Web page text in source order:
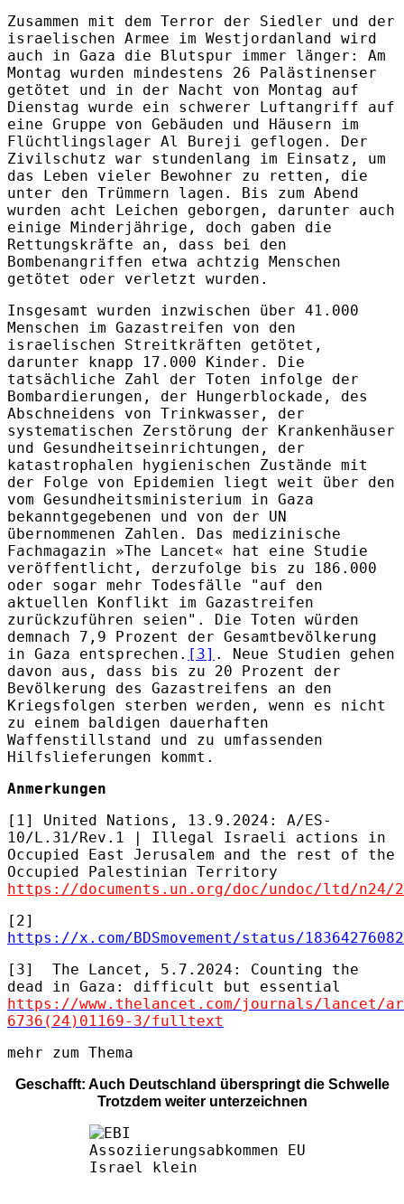
Zusammen mit dem Terror der Siedler und der
israelischen Armee im Westjordanland wird
auch in Gaza die Blutspur immer länger: Am
Montag wurden mindestens 26 Palästinenser
getötet und in der Nacht von Montag auf
Dienstag wurde ein schwerer Luftangriff auf
eine Gruppe von Gebäuden und Häusern im
Flüchtlingslager Al Bureji geflogen. Der
Zivilschutz war stundenlang im Einsatz, um
das Leben vieler Bewohner zu retten, die
unter den Trümmern lagen. Bis zum Abend
wurden acht Leichen geborgen, darunter auch
einige Minderjährige, doch gaben die
Rettungskräfte an, dass bei den
Bombenangriffen etwa achtzig Menschen
getötet oder verletzt wurden.
Insgesamt wurden inzwischen über 41.000
Menschen im Gazastreifen von den
israelischen Streitkräften getötet,
darunter knapp 17.000 Kinder. Die
tatsächliche Zahl der Toten infolge der
Bombardierungen, der Hungerblockade, des
Abschneidens von Trinkwasser, der
systematischen Zerstörung der Krankenhäuser
und Gesundheitseinrichtungen, der
katastrophalen hygienischen Zustände mit
der Folge von Epidemien liegt weit über den
vom Gesundheitsministerium in Gaza
bekanntgegebenen und von der UN
übernommenen Zahlen. Das medizinische
Fachmagazin »The Lancet« hat eine Studie
veröffentlicht, derzufolge bis zu 186.000
oder sogar mehr Todesfälle "auf den
aktuellen Konflikt im Gazastreifen
zurückzuführen seien". Die Toten würden
demnach 7,9 Prozent der Gesamtbevölkerung
in Gaza entsprechen. [3] . Neue Studien gehen
davon aus, dass bis zu 20 Prozent der
Bevölkerung des Gazastreifens an den
Kriegsfolgen sterben werden, wenn es nicht
zu einem baldigen dauerhaften
Waffenstillstand und zu umfassenden
Hilfslieferungen kommt.
Anmerkungen
[1] United Nations, 13.9.2024: A/ES-
10/L.31/Rev.1 | Illegal Israeli actions in
Occupied East Jerusalem and the rest of the
Occupied Palestinian Territory
https://documents.un.org/doc/undoc/ltd/n24/
[2]
https://x.com/BDSmovement/status/
[3]
The Lancet, 5.7.2024: Counting the
dead in Gaza: difficult but essential
https://www.thelancet.com/journals/lancet/
6736(24)01169-3/fulltext
mehr zum Thema
Geschafft: Auch Deutschland überspringt die Schwelle
Trotzdem weiter unterzeichnen